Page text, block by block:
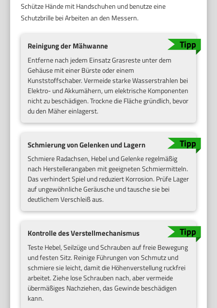
Schütze Hände mit Handschuhen und benutze eine
Schutzbrille bei Arbeiten an den Messern.
Reinigung der Mähwanne
Entferne nach jedem Einsatz Grasreste unter dem
Gehäuse mit einer Bürste oder einem
Kunststoffschaber. Vermeide starke Wasserstrahlen bei
Elektro- und Akkumähern, um elektrische Komponenten
nicht zu beschädigen. Trockne die Fläche gründlich, bevor
du den Mäher einlagerst.
Schmierung von Gelenken und Lagern
Schmiere Radachsen, Hebel und Gelenke regelmäßig
nach Herstellerangaben mit geeigneten Schmiermitteln.
Das verhindert Spiel und reduziert Korrosion. Prüfe Lager
auf ungewöhnliche Geräusche und tausche sie bei
deutlichem Verschleiß aus.
Kontrolle des Verstellmechanismus
Teste Hebel, Seilzüge und Schrauben auf freie Bewegung
und festen Sitz. Reinige Führungen von Schmutz und
schmiere sie leicht, damit die Höhenverstellung ruckfrei
arbeitet. Ziehe lose Schrauben nach, aber vermeide
übermäßiges Nachziehen, das Gewinde beschädigen
kann.